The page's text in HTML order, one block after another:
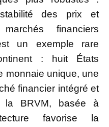
des prix et
financiers
un exemple rare
: huit États
monnaie unique, une
financier intégré et
la BRVM, basée à
favorise la